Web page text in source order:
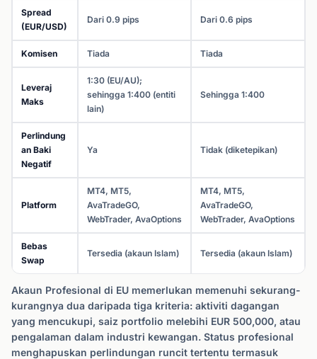
Spread
(EUR/USD)
Dari 0.9 pips Dari 0.6 pips
Komisen Tiada Tiada
Leveraj
Maks
1:30 (EU/AU);
sehingga 1:400 (entiti
lain)
Sehingga 1:400
Perlindung
an Baki
Negatif
Ya Tidak (diketepikan)
Platform
MT4, MT5,
AvaTradeGO,
WebTrader, AvaOptions
MT4, MT5,
AvaTradeGO,
WebTrader, AvaOptions
Bebas
Swap
Tersedia (akaun Islam) Tersedia (akaun Islam)
Akaun Profesional di EU memerlukan memenuhi sekurang-
kurangnya dua daripada tiga kriteria: aktiviti dagangan
yang mencukupi, saiz portfolio melebihi EUR 500,000, atau
pengalaman dalam industri kewangan. Status profesional
menghapuskan perlindungan runcit tertentu termasuk